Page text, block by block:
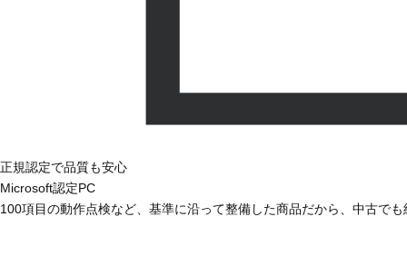
正規認定で品質も安心
Microsoft認定PC
100項目の動作点検など、基準に沿って整備した商品だから、中古で